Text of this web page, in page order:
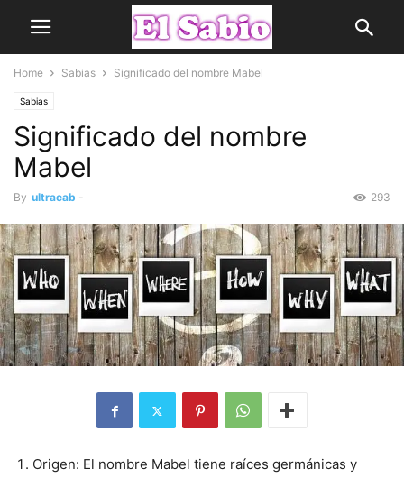
Home Sabias Significado del nombre Mabel
Sabias
Significado del nombre
Mabel
By ultracab - 293
Origen: El nombre Mabel tiene raíces germánicas y